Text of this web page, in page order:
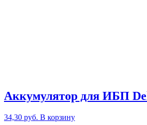
Аккумулятор для ИБП
34,30 руб. В корзину